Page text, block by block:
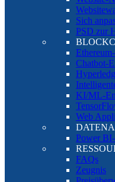
Sich
PSD zur
Chatbot-
KI/ML-
Web
Power
FAQs
Zeugnis